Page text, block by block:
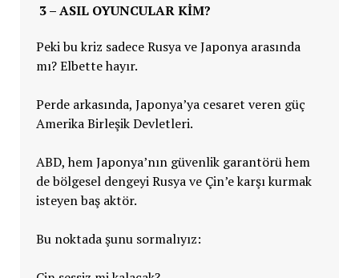
3 – ASIL OYUNCULAR KIM?
Peki bu kriz sadece Rusya ve Japonya arasında
mı? Elbette hayır.
Perde arkasında, Japonya’ya cesaret veren güç
Amerika Birleşik Devletleri.
ABD, hem Japonya’nın güvenlik garantörü hem
de bölgesel dengeyi Rusya ve Çin’e karşı kurmak
isteyen baş aktör.
Bu noktada şunu sormalıyız: